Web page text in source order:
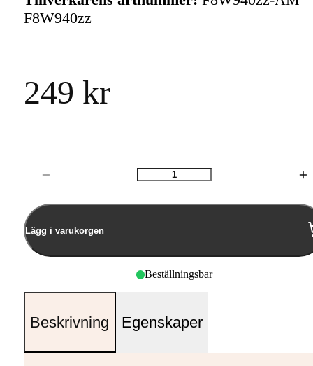
F8W940zz
249 kr
Antal
Lägg i varukorgen
Beställningsbar
Beskrivning Egenskaper